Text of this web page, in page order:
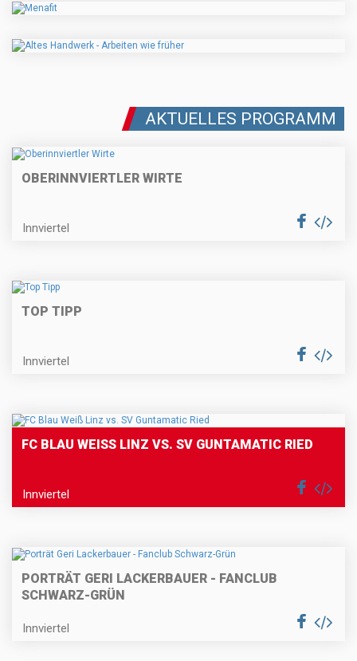
AKTUELLES PROGRAMM
OBERINNVIERTLER WIRTE
Innviertel
TOP TIPP
Innviertel
FC BLAU WEISS LINZ VS. SV GUNTAMATIC RIED
Innviertel
PORTRÄT GERI LACKERBAUER - FANCLUB
SCHWARZ-GRÜN
Innviertel